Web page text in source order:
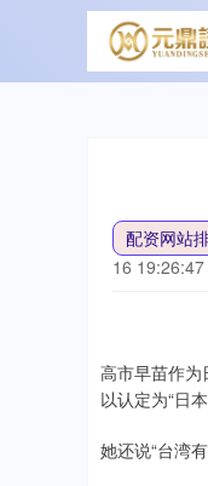
配资网站
16 19:26:47
高市早苗作
以认定为“日
她还说“台湾